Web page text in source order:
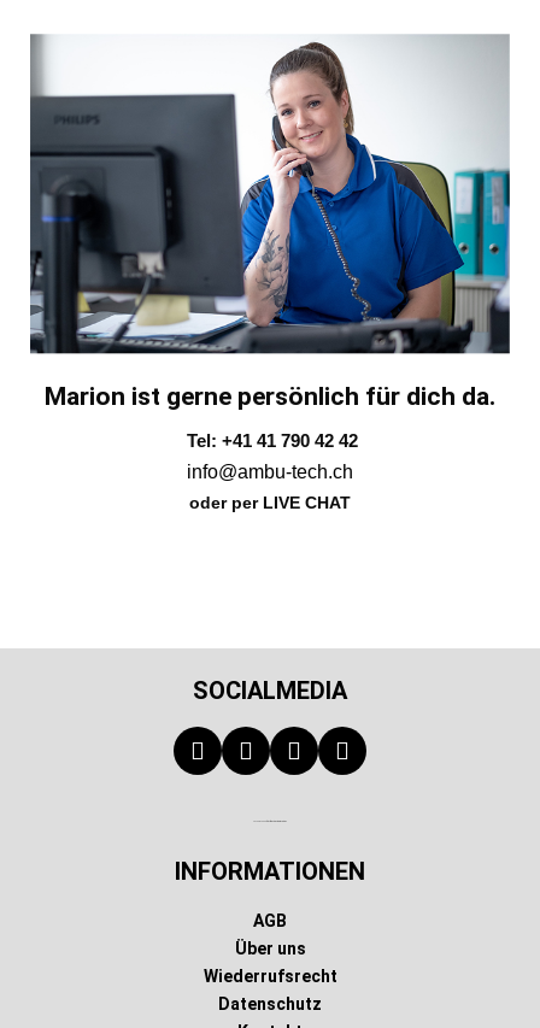
Marion ist gerne persönlich für dich da.
Tel: +41 41 790 42 42
info@ambu-tech.ch
oder per LIVE CHAT
SOCIALMEDIA
INFORMATIONEN
AGB
Über uns
Wiederrufsrecht
Datenschutz